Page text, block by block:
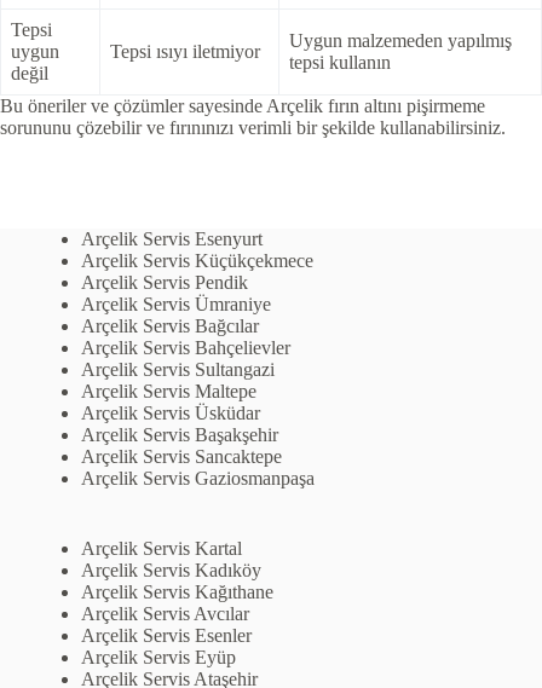
Tepsi
uygun
değil
Tepsi ısıyı iletmiyor
Uygun malzemeden yapılmış
tepsi kullanın
Bu öneriler ve çözümler sayesinde Arçelik fırın altını pişirmeme
sorununu çözebilir ve fırınınızı verimli bir şekilde kullanabilirsiniz.
Arçelik Servis Esenyurt
Arçelik Servis Küçükçekmece
Arçelik Servis Pendik
Arçelik Servis Ümraniye
Arçelik Servis Bağcılar
Arçelik Servis Bahçelievler
Arçelik Servis Sultangazi
Arçelik Servis Maltepe
Arçelik Servis Üsküdar
Arçelik Servis Başakşehir
Arçelik Servis Sancaktepe
Arçelik Servis Gaziosmanpaşa
Arçelik Servis Kartal
Arçelik Servis Kadıköy
Arçelik Servis Kağıthane
Arçelik Servis Avcılar
Arçelik Servis Esenler
Arçelik Servis Eyüp
Arçelik Servis Ataşehir